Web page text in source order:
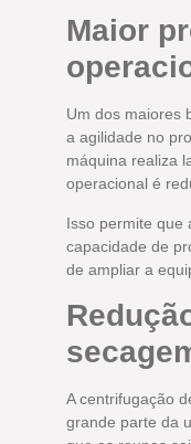
Maior
Um dos maiores
a agilidade no
máquina realiza
operacional é
Isso permite que
capacidade de
de ampliar a
A centrifugação
grande parte da